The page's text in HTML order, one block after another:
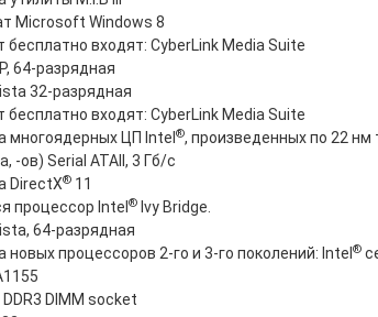
Microsoft Windows 8
бесплатно входят: CyberLink Media Suite
64-разрядная
32-разрядная
бесплатно входят: CyberLink Media Suite
многоядерных ЦП Intel ®, произведенных по 22
-ов) Serial ATAII, 3 Гб/с
DirectX® 11
процессор Intel ® Ivy Bridge.
64-разрядная
новых процессоров 2-го и 3-го поколений: Intel ®
DIMM socket